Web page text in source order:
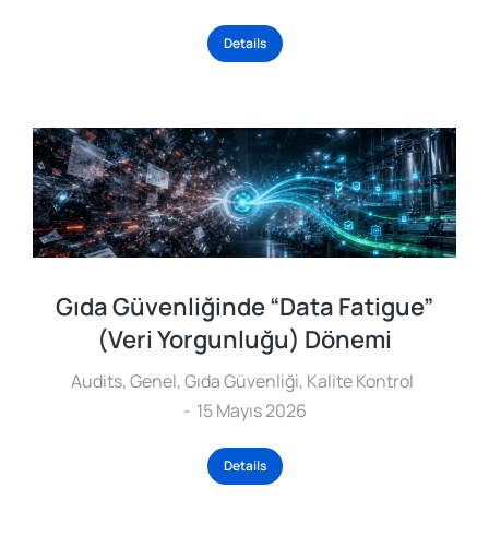
Details
Gıda Güvenliğinde “Data Fatigue”
(Veri Yorgunluğu) Dönemi
Audits,Genel,Gıda Güvenliği, Kalite Kontrol
15 Mayıs 2026
Details